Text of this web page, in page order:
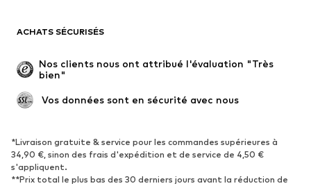
Occasions spéciales
Exclusif
Remise à neuf
Nouveautés
Tendance
Baskets
Bottines
Escarpins et talons hauts
Bottes
ACHATS SÉCURISÉS
Nos clients nous ont attribué l'évaluation "Très
bien"
Vos données sont en sécurité avec nous
*Livraison gratuite & service pour les commandes supérieures à
34,90 €, sinon des frais d'expédition et de service de 4,50 €
s'appliquent.
**Prix total le plus bas des 30 derniers jours avant la réduction de